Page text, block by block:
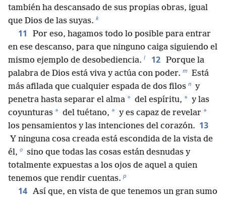
también ha descansado de sus propias obras, igual
que Dios de las suyas. k
11
Por eso, hagamos todo lo posible para entrar
en ese descanso, para que ninguno caiga siguiendo el
mismo ejemplo de desobediencia. l 12 Porque la
palabra de Dios está viva y actúa con poder. m Está
más afilada que cualquier espada de dos filos n y
penetra hasta separar el alma * del espíritu, * y las
coyunturas * del tuétano, * y es capaz de revelar *
los pensamientos y las intenciones del corazón. 13
Y ninguna cosa creada está escondida de la vista de
él, o sino que todas las cosas están desnudas y
totalmente expuestas a los ojos de aquel a quien
tenemos que rendir cuentas. p
14 Así que, en vista de que tenemos un gran sumo